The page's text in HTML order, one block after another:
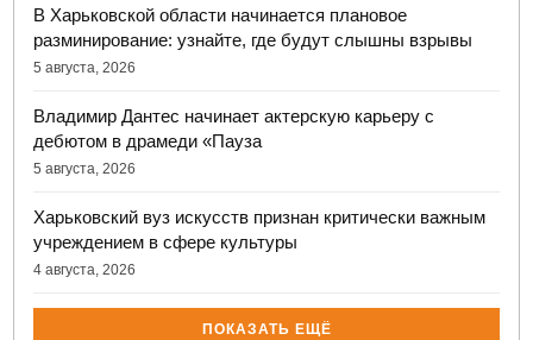
В Харьковской области начинается плановое
разминирование: узнайте, где будут слышны взрывы
5 августа, 2026
Владимир Дантес начинает актерскую карьеру с
дебютом в драмеди «Пауза
5 августа, 2026
Харьковский вуз искусств признан критически важным
учреждением в сфере культуры
4 августа, 2026
ПОКАЗАТЬ ЕЩЁ